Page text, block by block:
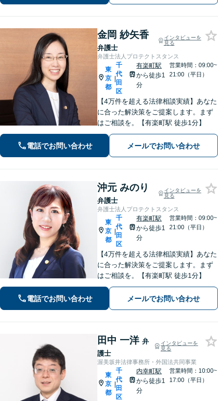
相談無料／夜間休日・Web面談対応】
金岡 紗矢香
弁護士
インタビューを
見る
弁護士法人プロテクトスタンス
東
京
都
|
千
代
田
区
有楽町駅
から徒歩1
分
営業時間：09:00~
21:00（平日）
【4万件を超える法律相談実績】あなた
に合った解決策をご提案します。まず
はご相談を。【有楽町駅 徒歩1分】
電話でお問い合わせ メールでお問い合わせ
沖元 みのり
弁護士
インタビューを
見る
弁護士法人プロテクトスタンス
東
京
都
|
千
代
田
区
有楽町駅
から徒歩1
分
営業時間：09:00~
21:00（平日）
【4万件を超える法律相談実績】あなた
に合った解決策をご提案します。まず
はご相談を。【有楽町駅 徒歩1分】
電話でお問い合わせ メールでお問い合わせ
田中 一洋 弁
護士
インタビューを
見る
渥美坂井法律事務所・外国法共同事業
東
京
都
|
千
代
田
区
内幸町駅
から徒歩1
分
営業時間：10:00~
17:00（平日）